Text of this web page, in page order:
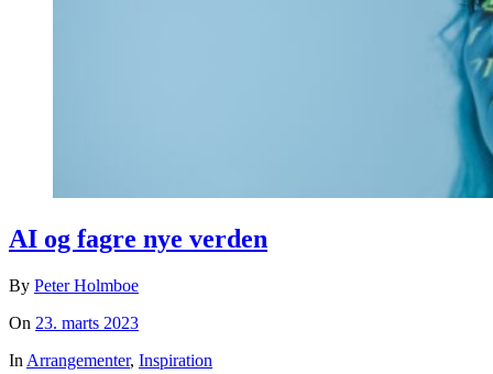
AI og fagre nye verden
By Peter Holmboe
On 23. marts 2023
In Arrangementer, Inspiration